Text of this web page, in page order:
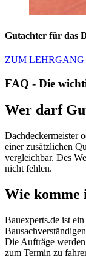
Gutachter für das
ZUM LEHRGANG
FAQ - Die
Wer darf
Dachdeckermeister
einer zusätzlichen
vergleichbar. Des
nicht fehlen.
Wie komme
Bauexperts.de ist
Die Aufträge
zum Termin zu